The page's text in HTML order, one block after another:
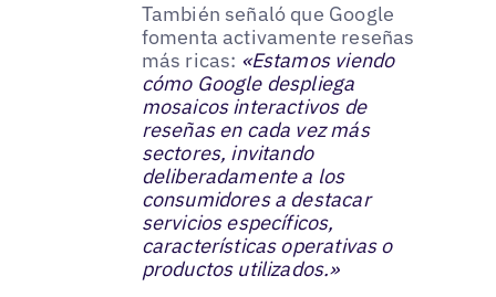
También señaló que Google
fomenta activamente reseñas
más ricas: «Estamos viendo
cómo Google despliega
mosaicos interactivos de
reseñas en cada vez más
sectores, invitando
deliberadamente a los
consumidores a destacar
servicios específicos,
características operativas o
productos utilizados.»